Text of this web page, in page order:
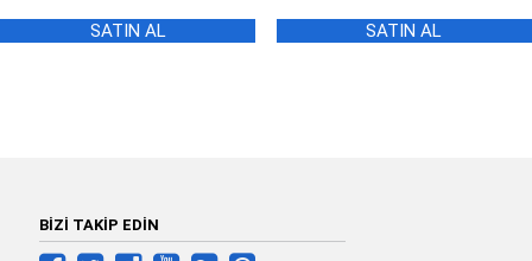
15.099,00 ₺.fiyat:
7.599,00 ₺.
SATIN AL
2.399,00 ₺.fiyat:
1.199,00 ₺.
SATIN AL
BİZİ TAKİP EDİN